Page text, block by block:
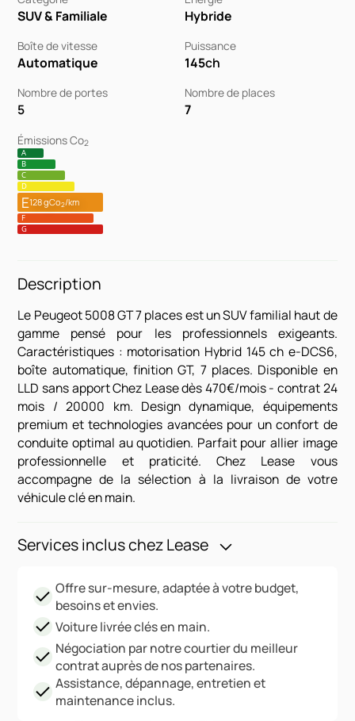
SUV & Familiale Hybride
Boîte de vitesse
Automatique
Puissance
145ch
Nombre de portes
5
Nombre de places
7
Émissions Co2
A
B
C
D
E128 gCo2/km
F
G
Description
Le Peugeot 5008 GT 7 places est un SUV familial haut de
gamme pensé pour les professionnels exigeants.
Caractéristiques : motorisation Hybrid 145 ch e-DCS6,
boîte automatique, finition GT, 7 places. Disponible en
LLD sans apport Chez Lease dès 470€/mois - contrat 24
mois / 20000 km. Design dynamique, équipements
premium et technologies avancées pour un confort de
conduite optimal au quotidien. Parfait pour allier image
professionnelle et praticité. Chez Lease vous
accompagne de la sélection à la livraison de votre
véhicule clé en main.
Services inclus chez Lease
Offre sur-mesure, adaptée à votre budget,
besoins et envies.
Voiture livrée clés en main.
Négociation par notre courtier du meilleur
contrat auprès de nos partenaires.
Assistance, dépannage, entretien et
maintenance inclus.